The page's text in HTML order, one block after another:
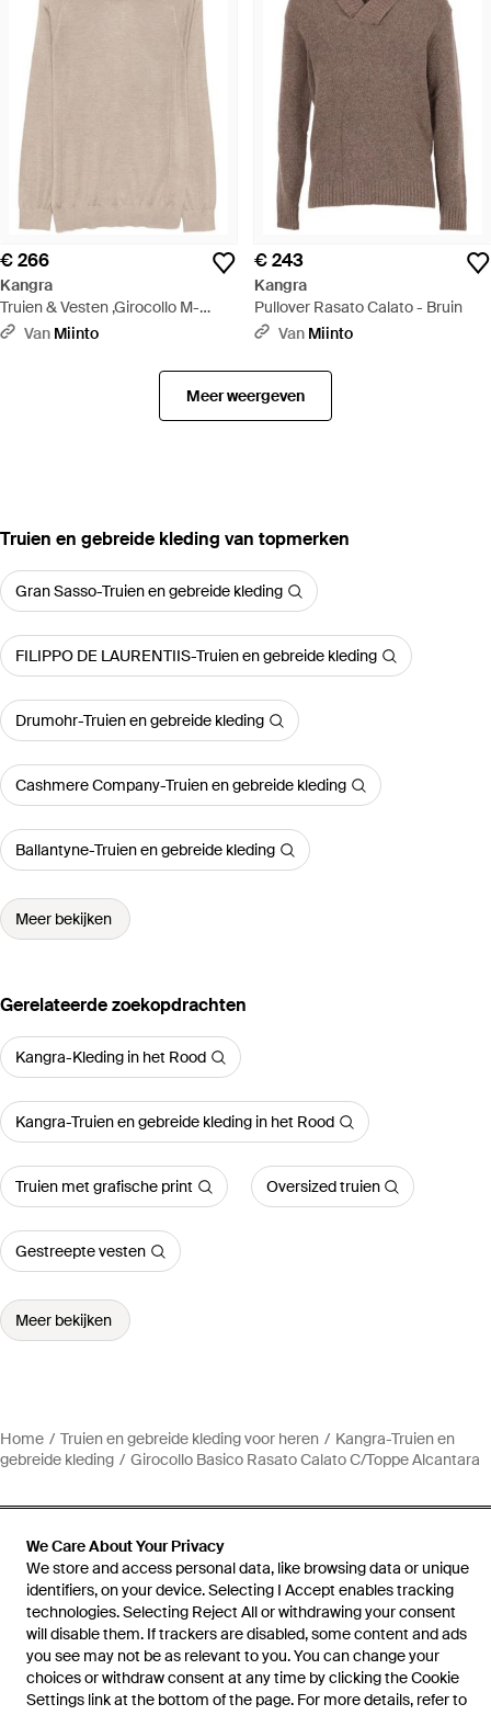
We Care About Your Privacy
We store and access personal data, like browsing data or unique
identifiers, on your device. Selecting I Accept enables tracking
technologies. Selecting Reject All or withdrawing your consent
will disable them. If trackers are disabled, some content and ads
you see may not be as relevant to you. You can change your
choices or withdraw consent at any time by clicking the Cookie
Settings link at the bottom of the page. For more details, refer to
€ 266
Kangra
Truien & Vesten ,Girocollo M-
Martello Rasato - Naturel
Van Miinto
€ 243
Kangra
Pullover Rasato Calato - Bruin
Van Miinto
Meer weergeven
‪Truien en gebreide kleding‬ van topmerken
Gran Sasso-Truien en gebreide kleding
FILIPPO DE LAURENTIIS-Truien en gebreide kleding
Drumohr-Truien en gebreide kleding
Cashmere Company-Truien en gebreide kleding
Ballantyne-Truien en gebreide kleding
Meer bekijken
Gerelateerde zoekopdrachten
Kangra-Kleding in het Rood
Kangra-Truien en gebreide kleding in het Rood
Truien met grafische print Oversized truien
Gestreepte vesten
Meer bekijken
Home Truien en gebreide kleding voor heren
Kangra-Truien en
gebreide kleding
Girocollo Basico Rasato Calato C/Toppe Alcantara
Hulp en informatie